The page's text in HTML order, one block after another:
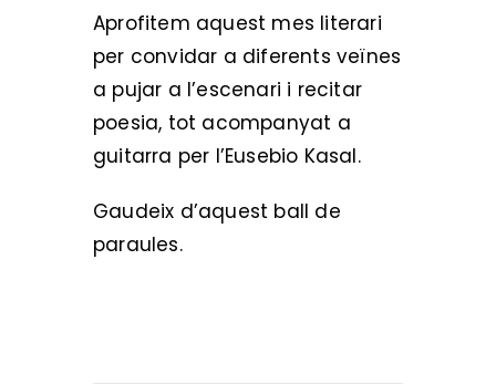
Aprofitem aquest mes literari
per convidar a diferents veïnes
a pujar a l’escenari i recitar
poesia, tot acompanyat a
guitarra per l’Eusebio Kasal.
Gaudeix d’aquest ball de
paraules.